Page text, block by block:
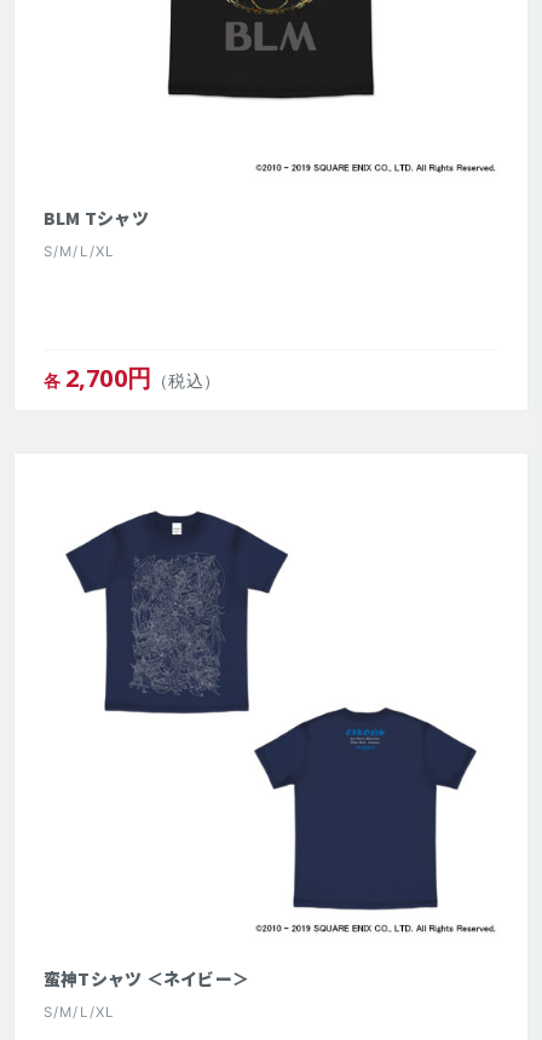
BLM Tシャツ
S/M/L/XL
各 2,700円 （税込）
蛮神Tシャツ ＜ネイビー＞
S/M/L/XL